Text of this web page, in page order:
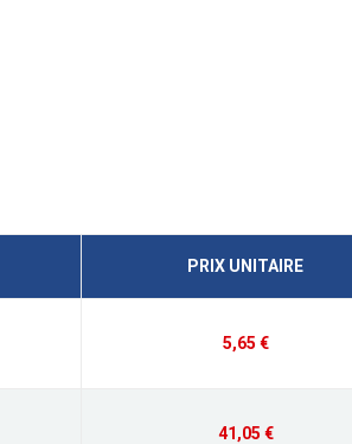
PRIX UNITAIRE
5,65 €
41,05 €